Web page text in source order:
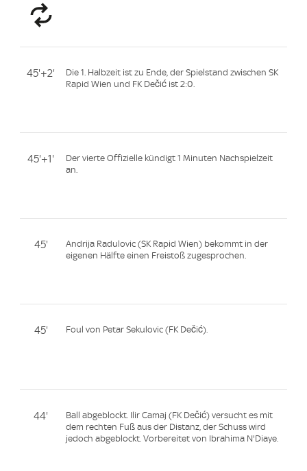
45'+2'
Die 1. Halbzeit ist zu Ende, der Spielstand zwischen SK
Rapid Wien und FK Dečić ist 2:0.
45'+1'
Der vierte Offizielle kündigt 1 Minuten Nachspielzeit
an.
45'
Andrija Radulovic (SK Rapid Wien) bekommt in der
eigenen Hälfte einen Freistoß zugesprochen.
45' Foul von Petar Sekulovic (FK Dečić).
44'
Ball abgeblockt. Ilir Camaj (FK Dečić) versucht es mit
dem rechten Fuß aus der Distanz, der Schuss wird
jedoch abgeblockt. Vorbereitet von Ibrahima N'Diaye.